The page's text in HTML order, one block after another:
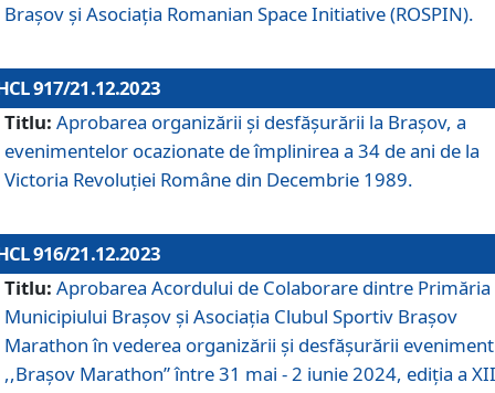
Brașov și Asociația Romanian Space Initiative (ROSPIN).
917/21.12.2023
Titlu: Aprobarea organizării şi desfăşurării la Braşov, a
evenimentelor ocazionate de împlinirea a 34 de ani de la
Victoria Revoluţiei Române din Decembrie 1989.
916/21.12.2023
Titlu: Aprobarea Acordului de Colaborare dintre Primăria
Municipiului Brașov și Asociația Clubul Sportiv Brașov
Marathon în vederea organizării și desfășurării
,,Brașov Marathon” între 31 mai - 2 iunie 2024, ediția a